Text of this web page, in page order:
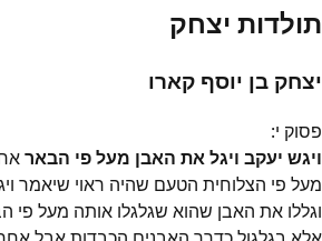
תולדות יצחק
יצחק בן יוסף קארו
פסוק י:
ויגש יעקב ויגל את האבן מעל פי הבאר
מעל פי הצלוחית הטעם שהיה ראוי שיאמר
וגללו את האבן שהוא שגלגלו אותה מעל פי